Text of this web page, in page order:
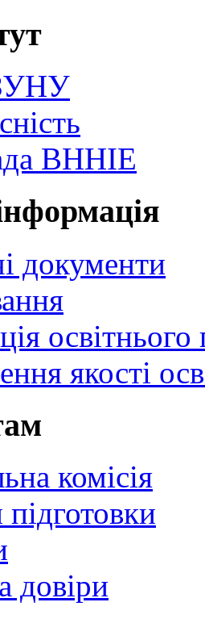
ВННІЕ
документи
якості
комісія
довіри